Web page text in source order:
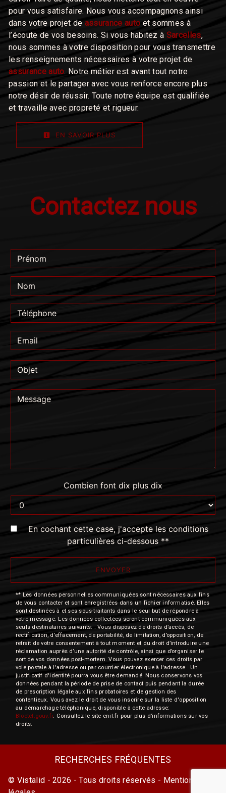
pour vous satisfaire. Nous vous accompagnons ainsi
dans votre projet de assurance auto et sommes à
l’écoute de vos besoins. Si vous habitez à Sarcelles,
nous sommes à votre disposition pour vous transmettre
les renseignements nécessaires à votre projet de
assurance auto. Notre métier est avant tout notre
passion et le partager avec vous renforce encore plus
notre désir de réussir. Toute notre équipe est qualifiée
et travaille avec propreté et rigueur.
EN SAVOIR PLUS
Contactez nous
Combien font dix plus dix
En cochant cette case, j'accepte les conditions
particulières ci-dessous **
ENVOYER
** Les données personnelles communiquées sont nécessaires aux fins
de vous contacter et sont enregistrées dans un fichier informatisé. Elles
sont destinées à et ses sous-traitants dans le seul but de répondre à
votre message. Les données collectées seront communiquées aux
seuls destinataires suivants: . Vous disposez de droits d’accès, de
rectification, d’effacement, de portabilité, de limitation, d’opposition, de
retrait de votre consentement à tout moment et du droit d’introduire une
réclamation auprès d’une autorité de contrôle, ainsi que d’organiser le
sort de vos données post-mortem. Vous pouvez exercer ces droits par
voie postale à l'adresse ou par courrier électronique à l'adresse . Un
justificatif d'identité pourra vous être demandé. Nous conservons vos
données pendant la période de prise de contact puis pendant la durée
de prescription légale aux fins probatoires et de gestion des
contentieux. Vous avez le droit de vous inscrire sur la liste d'opposition
au démarchage téléphonique, disponible à cette adresse:
Bloctel.gouv.fr. Consultez le site cnil.fr pour plus d’informations sur vos
droits.
RECHERCHES FRÉQUENTES
© Vistalid - 2026 - Tous droits réservés - Mentions